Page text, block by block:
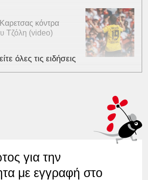
κόντρα
Τζόλη (video)
όλες τις ειδήσεις
για την
με εγγραφή στο